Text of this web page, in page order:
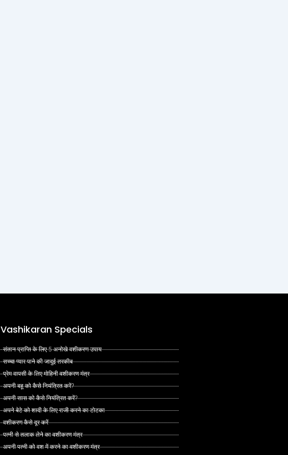
Vashikaran Specials
संतान प्राप्ति के लिए 5 अनोखे वशीकरण उपाय
सच्चा प्यार पाने की जादुई तरकीब
प्रेम वापसी के लिए मोहिनी वशीकरण मंत्र
अपनी बहू को कैसे नियंत्रित करें?
अपनी सास को कैसे नियंत्रित करें?
अपने बेटे को शादी के लिए राजी करने का टोटका
वशीकरण कैसे दूर करें
पत्नी से तलाक लेने का वशीकरण मंत्र
अपनी पत्नी को वश में करने का वशीकरण मंत्र